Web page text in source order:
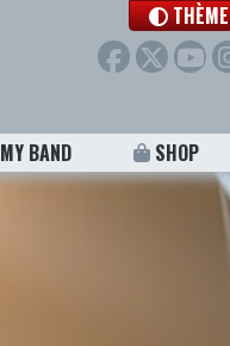
THÈME
MY BAND SHOP